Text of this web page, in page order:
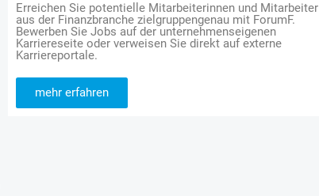
Erreichen Sie potentielle Mitarbeiterinnen und Mitarbeiter
aus der Finanzbranche zielgruppengenau mit ForumF.
Bewerben Sie Jobs auf der unternehmenseigenen
Karriereseite oder verweisen Sie direkt auf externe
Karriereportale.
mehr erfahren